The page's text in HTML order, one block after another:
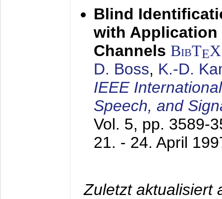
Blind
with Application
Channels BibTEX
D. Boss, K.-D.
IEEE
Speech, and
Vol. 5, pp. 3589-
21. - 24. April
Zuletzt aktualisiert